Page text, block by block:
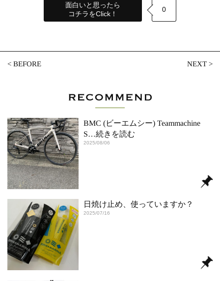
面白いと思ったら
コチラをClick！
0
<BEFORE NEXT>
BMC (ビーエムシー) Teammachine
S…続きを読む
2025/08/06
日焼け止め、使っていますか？
2025/07/16